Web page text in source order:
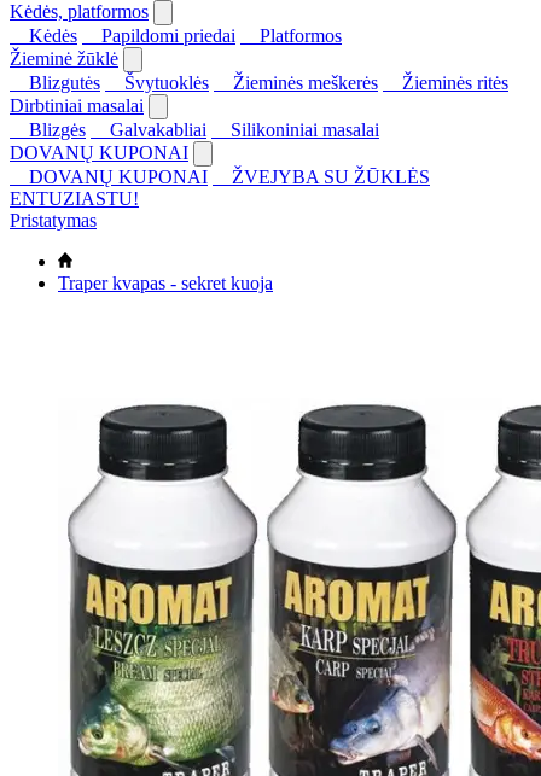
Kėdės, platformos
Kėdės
Papildomi priedai
Platformos
Žieminė žūklė
Blizgutės
Švytuoklės Žieminės meškerės
Žieminės ritės
Dirbtiniai masalai
Blizgės
Galvakabliai
Silikoniniai masalai
DOVANŲ KUPONAI
DOVANŲ KUPONAI
ŽVEJYBA SU ŽŪKLĖS
ENTUZIASTU!
Pristatymas
Traper kvapas - sekret kuoja